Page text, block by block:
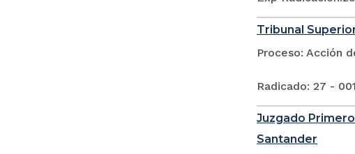
Tribunal
Proceso: Acción
Radicado: 27 -
Juzgado
Santander